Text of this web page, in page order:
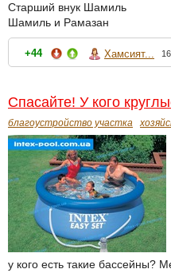
Старший внук Шамиль
Шамиль и Рамазан
+44 Хамсият...
Спасайте! У кого
благоустройство участка
у кого есть такие бассейны?